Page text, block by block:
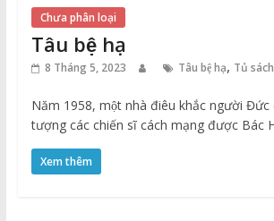
Chưa phân loại
Tâu bệ hạ
8 Tháng 5, 2023 Tâu bệ hạ, Tủ
Năm 1958, một nhà điêu khắc người Đức
tượng các chiến sĩ cách mạng được Bác
Xem thêm